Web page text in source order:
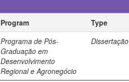
Program
Type
Programa de Pós-
Graduação em
Desenvolvimento
Regional e Agronegócio
Dissertação